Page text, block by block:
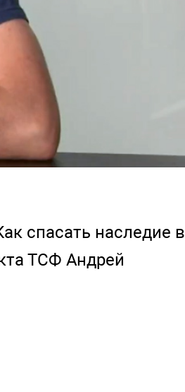
спасать наследие в
ТСФ Андрей